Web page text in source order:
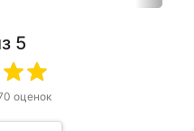
5
оценок